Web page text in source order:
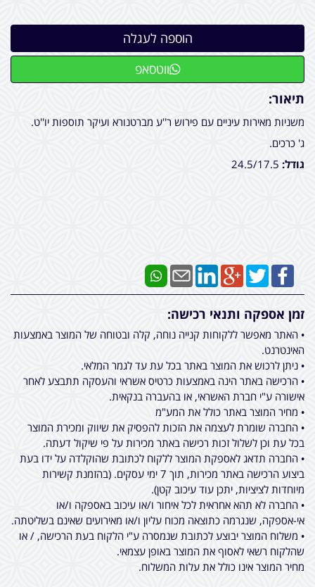
ווטסאפ
תיאור:
משניות מאירות עיניים עם פירוש ר''ע מברטנורא ועיקר תוספות יו''ט.
ג' כרכים.
גודל:
זמן אספקה ותנאי רכישה:
• האתר מאפשר ללקוחות קנייה נוחה, קלה ובטוחה של המוצר באמצעות
האינטרנט.
• ניתן לרכוש את המוצר באתר בכל עת עד לגמר המלאי.
• הרכישה באתר הינה באמצעות כרטיס אשראי והעסקה תתבצע לאחר
אישורה ע"י חברת האשראי, או בהעברה בנקאית.
• מחיר המוצר באתר כולל את המע"מ
• החברה שומרת לעצמה את הזכות להפסיק את שיווק ומכירת המוצר
בכל עת וכן לשלול זכות רכישה באתר מכירות על פי שיקול דעתה.
• החברה תדאג לאספקת המוצר ללקוח לכתובת שהוקלדה על ידו בעת
ביצוע הרכישה באתר מכירות, תוך 7 ימי עסקים. (בהזמנת קשירות
מיוחדות לציציות, יתכן עוד עיכוב קטן).
• החברה לא תהא אחראית לכל איחור ו/או עיכוב באספקה ו/או
אי-אספקה, שנגרמה כתוצאה מכוח עליון ו/או מאירועים שאינם בשליטתה.
• משלוח המוצר יבוצע לכתובת שנמסרה ע"י הלקוח בעת הרכישה, / או
שהלקוח רשאי לאסוף את המוצר באופן עצמאי.
מחיר המוצר אינו כולל את עלות המשלוח.